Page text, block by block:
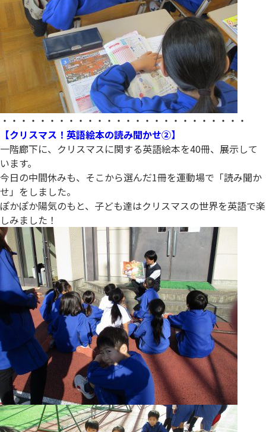
・・・・・・・・・・・・・・・・・・・・・・・・・・
【クリスマス！英語絵本の読み聞かせ②】
一階廊下に、クリスマスに関する英語絵本を40冊、展示して
います。
今日の中間休みも、そこから選んだ1冊を運動場で「読み聞か
せ」をしました。
ぽかぽか陽気のもと、子ども達はクリスマスの世界を英語で楽
しみました！